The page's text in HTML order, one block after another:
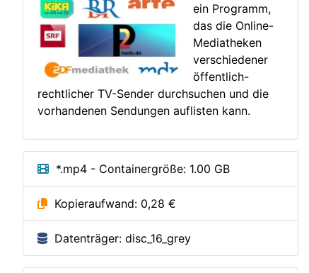
ein Programm,
das die Online-
Mediatheken
verschiedener
öffentlich-
rechtlicher TV-Sender durchsuchen und die
vorhandenen Sendungen auflisten kann.
*.mp4 - Containergröße: 1.00 GB
Kopieraufwand: 0,28 €
Datenträger: disc_16_grey